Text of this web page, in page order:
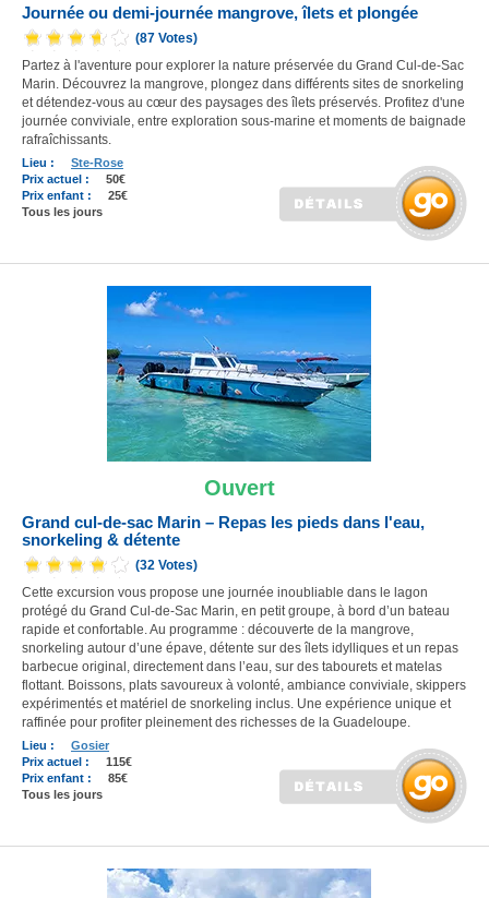
Journée ou demi-journée mangrove, îlets et plongée
(87 Votes)
Partez à l'aventure pour explorer la nature préservée du Grand Cul-de-Sac
Marin. Découvrez la mangrove, plongez dans différents sites de snorkeling
et détendez-vous au cœur des paysages des îlets préservés. Profitez d'une
journée conviviale, entre exploration sous-marine et moments de baignade
rafraîchissants.
Lieu :
Ste-Rose
Prix actuel :
50€
Prix enfant :
25€
Tous les jours
Ouvert
Grand cul-de-sac Marin – Repas les pieds dans l'eau,
snorkeling & détente
(32 Votes)
Cette excursion vous propose une journée inoubliable dans le lagon
protégé du Grand Cul-de-Sac Marin, en petit groupe, à bord d’un bateau
rapide et confortable. Au programme : découverte de la mangrove,
snorkeling autour d’une épave, détente sur des îlets idylliques et un repas
barbecue original, directement dans l’eau, sur des tabourets et matelas
flottant. Boissons, plats savoureux à volonté, ambiance conviviale, skippers
expérimentés et matériel de snorkeling inclus. Une expérience unique et
raffinée pour profiter pleinement des richesses de la Guadeloupe.
Lieu :
Gosier
Prix actuel :
115€
Prix enfant :
85€
Tous les jours